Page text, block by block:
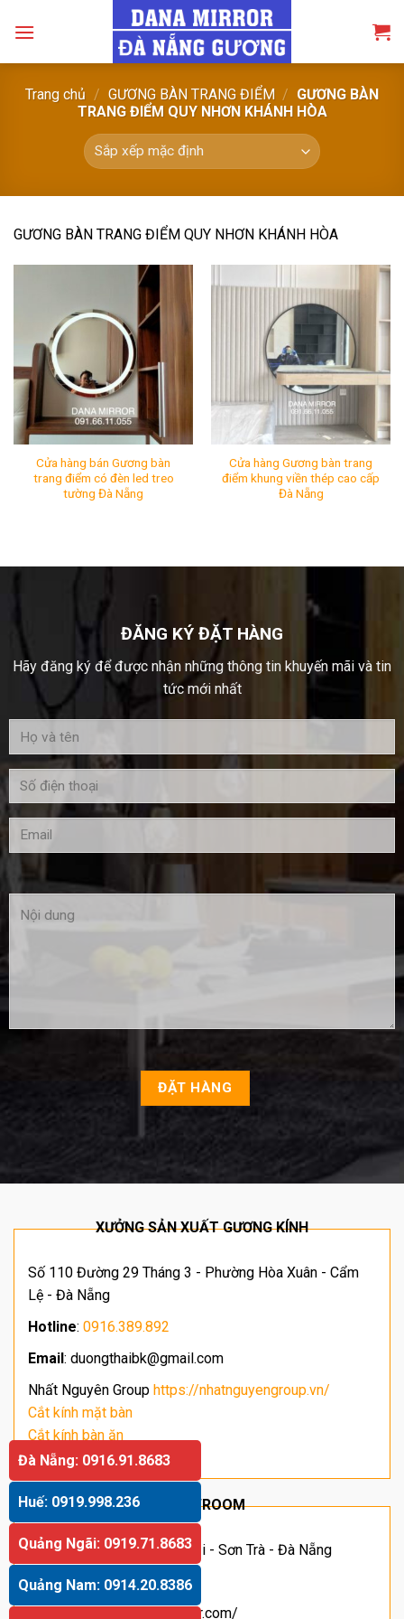
Trang chủ / GƯƠNG BÀN TRANG ĐIỂM / GƯƠNG BÀN
TRANG ĐIỂM QUY NHƠN KHÁNH HÒA
GƯƠNG BÀN TRANG ĐIỂM QUY NHƠN KHÁNH HÒA
Còn hàng
Cửa hàng bán Gương bàn
trang điểm có đèn led treo
tường Đà Nẵng
Còn hàng
Cửa hàng Gương bàn trang
điểm khung viền thép cao cấp
Đà Nẵng
ĐĂNG KÝ ĐẶT HÀNG
Hãy đăng ký để được nhận những thông tin khuyến mãi và tin
tức mới nhất
XƯỞNG SẢN XUẤT GƯƠNG KÍNH
Số 110 Đường 29 Tháng 3 - Phường Hòa Xuân - Cẩm
Lệ - Đà Nẵng
Hotline: 0916.389.892
Email: duongthaibk@gmail.com
Nhất Nguyên Group https://nhatnguyengroup.vn/
Cắt kính mặt bàn
Cắt kính bàn ăn
Giá kính cường lực
SHOWROOM
Địa chỉ: Số 63 Hoàng Sĩ Khải - Sơn Trà - Đà Nẵng
Hotline:091.66.11.055
: https://danamirror.com/
Đà Nẵng: 0916.91.8683
Huế: 0919.998.236
Quảng Ngãi: 0919.71.8683
Quảng Nam: 0914.20.8386